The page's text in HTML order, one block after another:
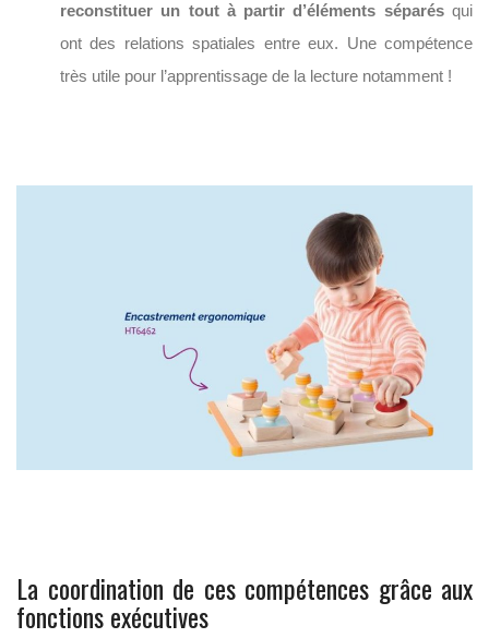
reconstituer un tout à partir d’éléments séparésqui
ont des relations spatiales entre eux. Une compétence
très utile pour l’apprentissage de la lecture notamment !
La coordination de ces compétences grâce aux
fonctions exécutives